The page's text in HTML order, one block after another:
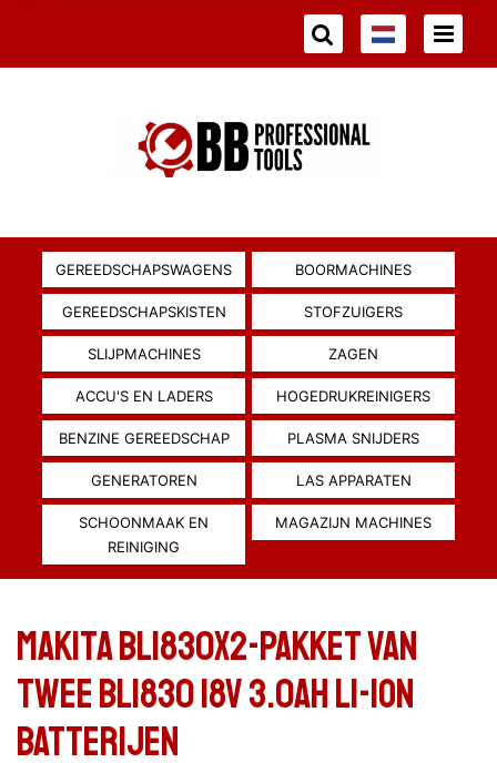
GEREEDSCHAPSWAGENS BOORMACHINES
GEREEDSCHAPSKISTEN STOFZUIGERS
SLIJPMACHINES ZAGEN
ACCU'S EN LADERS HOGEDRUKREINIGERS
BENZINE GEREEDSCHAP PLASMA SNIJDERS
GENERATOREN LAS APPARATEN
SCHOONMAAK EN
REINIGING
MAGAZIJN MACHINES
Makita BL1830X2-pakket van
twee BL1830 18v 3.0ah Li-Ion
batterijen